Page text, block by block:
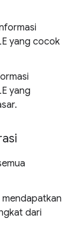
yang cocok
yang
mendapatkan
dari